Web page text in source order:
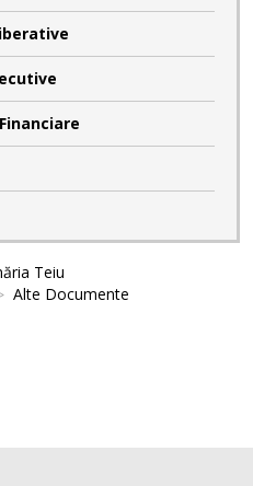
Teiu
Alte Documente